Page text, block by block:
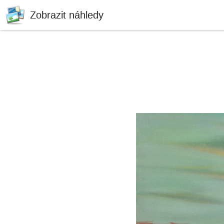
Zobrazit náhledy